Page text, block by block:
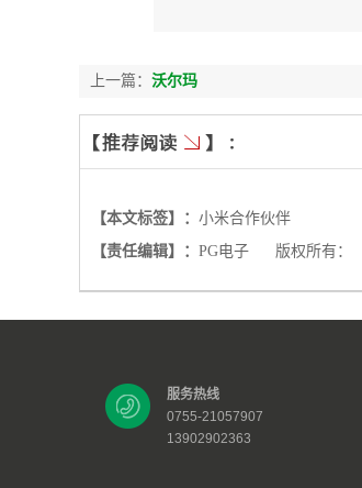
上一篇： 沃尔玛
【本文标签】： 小米合作伙伴
【责任编辑】： PG电子 版权所有：
服务热线
0755-21057907
13902902363